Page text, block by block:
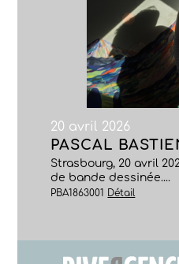
20 avril 2026
PASCAL
Strasbourg, 20 avril
de bande dessinée....
PBA1863001 Détail